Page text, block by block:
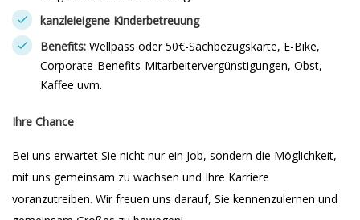
kanzleieigene Kinderbetreuung
Benefits: Wellpass oder 50€-Sachbezugskarte, E-Bike,
Corporate-Benefits-Mitarbeitervergünstigungen, Obst,
Kaffee uvm.
Ihre Chance
Bei uns erwartet Sie nicht nur ein Job, sondern die Möglichkeit,
mit uns gemeinsam zu wachsen und Ihre Karriere
voranzutreiben. Wir freuen uns darauf, Sie kennenzulernen und